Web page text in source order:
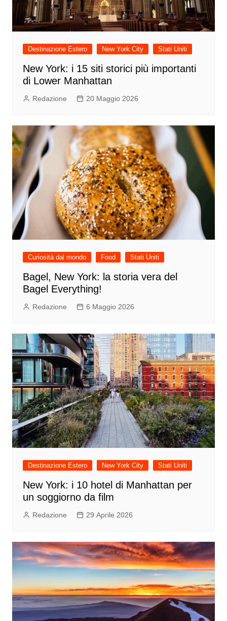
Destinazione Estero New York City Stati Uniti
New York: i 15 siti storici più importanti
di Lower Manhattan
Redazione 20 Maggio 2026
Curiosità dal mondo Food Stati Uniti
Bagel, New York: la storia vera del
Bagel Everything!
Redazione 6 Maggio 2026
Destinazione Estero New York City Stati Uniti
New York: i 10 hotel di Manhattan per
un soggiorno da film
Redazione 29 Aprile 2026